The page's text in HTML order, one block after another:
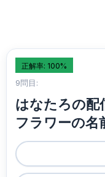
正解率: 100%
9問目:
はなたろの配
フラワーの名